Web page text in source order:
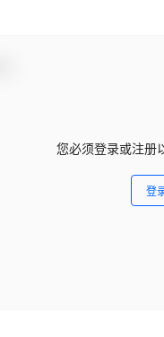
您必须登录或注册
登